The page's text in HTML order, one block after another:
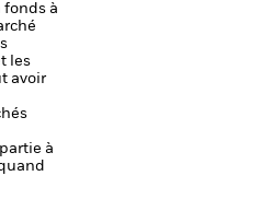
fonds à
les
avoir
à